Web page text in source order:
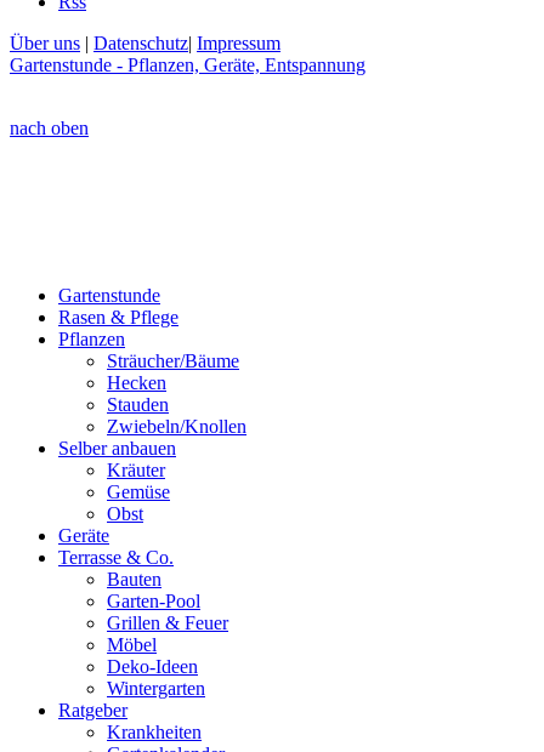
Über uns | Datenschutz| Impressum
Gartenstunde - Pflanzen, Geräte, Entspannung
nach oben
Gartenstunde
Rasen & Pflege
Pflanzen
Sträucher/Bäume
Hecken
Stauden
Zwiebeln/Knollen
Selber anbauen
Kräuter
Gemüse
Obst
Geräte
Terrasse & Co.
Bauten
Garten-Pool
Grillen & Feuer
Möbel
Deko-Ideen
Wintergarten
Ratgeber
Krankheiten